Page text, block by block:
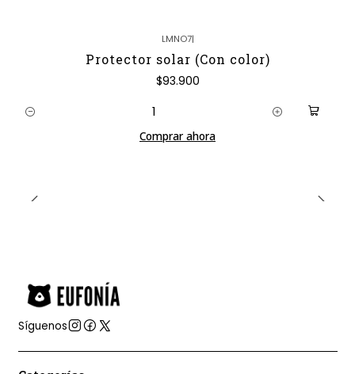
LMNO7|
Protector solar (Con color)
$93.900
Cantidad
Comprar ahora
Síguenos